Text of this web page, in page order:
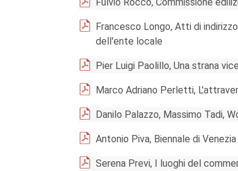
Francesco Longo, Atti di
dell'ente locale
Pier Luigi Paolillo, Una strana
Marco Adriano Perletti,
Danilo Palazzo, Massimo Tadi,
Antonio Piva, Biennale di
Serena Previ, I luoghi del